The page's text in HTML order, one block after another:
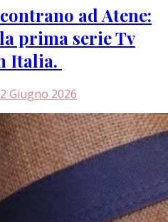
ad Atene:
la prima serie Tv
Italia.
2 Giugno 2026